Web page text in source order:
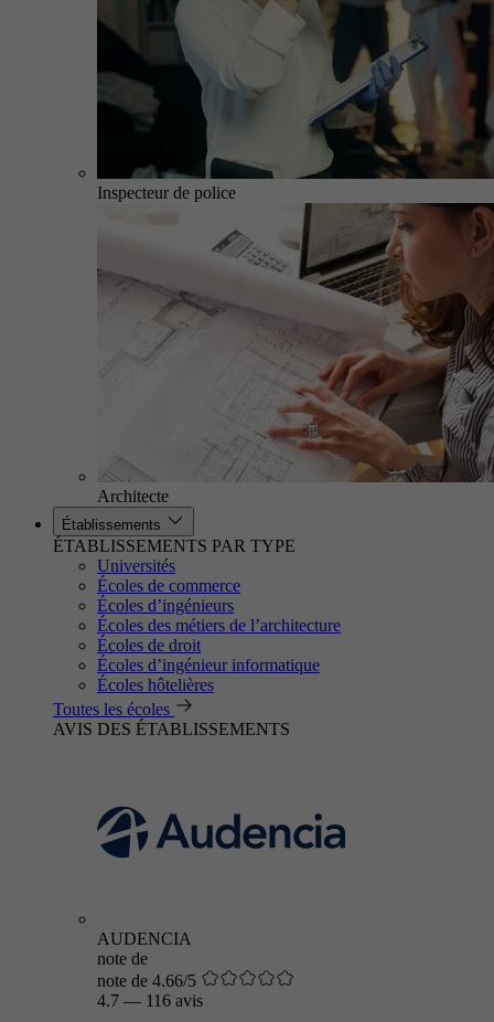
Inspecteur de police
Architecte
Établissements
ÉTABLISSEMENTS PAR TYPE
Universités
Écoles de commerce
Écoles d’ingénieurs
Écoles des métiers de l’architecture
Écoles de droit
Écoles d’ingénieur informatique
Écoles hôtelières
Toutes les écoles
AVIS DES ÉTABLISSEMENTS
AUDENCIA
note de
note de 4.66/5
4.7 — 116 avis